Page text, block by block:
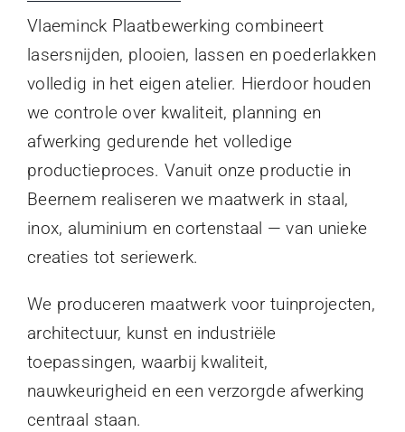
Vlaeminck Plaatbewerking combineert
lasersnijden, plooien, lassen en poederlakken
volledig in het eigen atelier. Hierdoor houden
we controle over kwaliteit, planning en
afwerking gedurende het volledige
productieproces. Vanuit onze productie in
Beernem realiseren we maatwerk in staal,
inox, aluminium en cortenstaal — van unieke
creaties tot seriewerk.
We produceren maatwerk voor tuinprojecten,
architectuur, kunst en industriële
toepassingen, waarbij kwaliteit,
nauwkeurigheid en een verzorgde afwerking
centraal staan.